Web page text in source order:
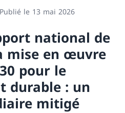
Publié le 13 mai 2026
national de
mise en œuvre
pour le
durable : un
mitigé